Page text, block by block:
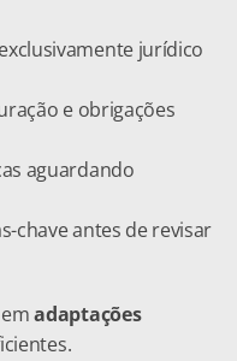
jurídico
e obrigações
aguardando
chave antes de revisar
em adaptações